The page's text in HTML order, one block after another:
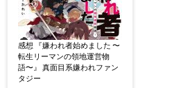
感想 『嫌われ者始めました 〜
転生リーマンの領地運営物
語〜』 真面目系嫌われファン
タジー